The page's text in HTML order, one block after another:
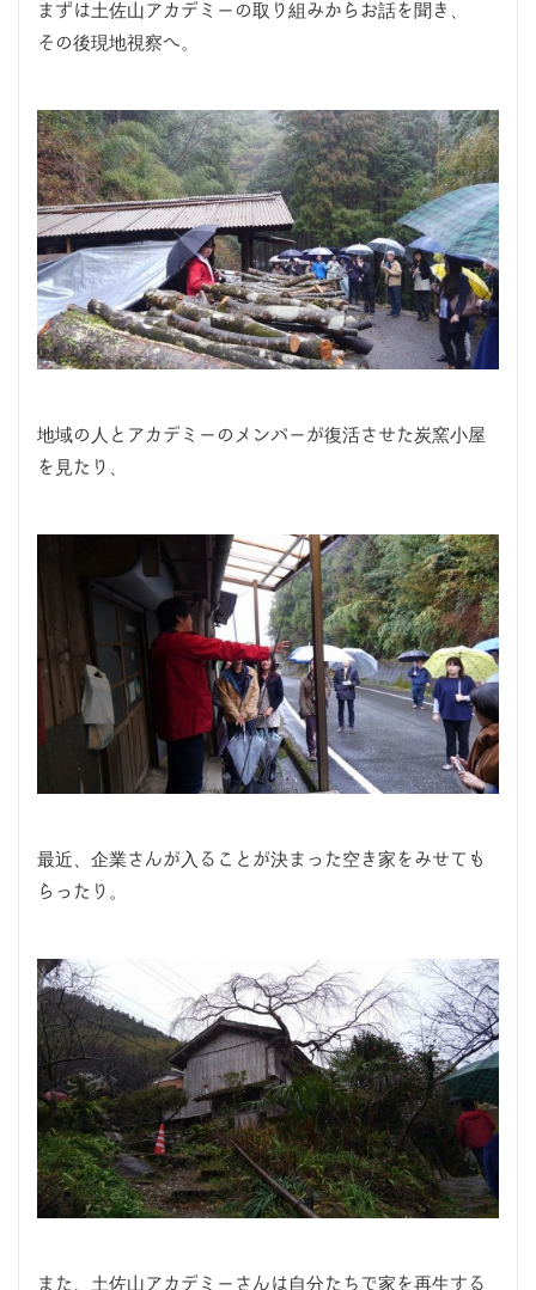
まずは土佐山アカデミーの取り組みからお話を聞き、
その後現地視察へ。
地域の人とアカデミーのメンバーが復活させた炭窯小屋
を見たり、
最近、企業さんが入ることが決まった空き家をみせても
らったり。
また、土佐山アカデミーさんは自分たちで家を再生する